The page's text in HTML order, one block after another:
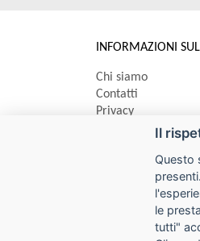
INFORMAZIONI
Chi siamo
Contatti
Privacy
Informativa uso
Impostazioni cookie
I prezzi indicati si
Il
Questo
le
tutti"